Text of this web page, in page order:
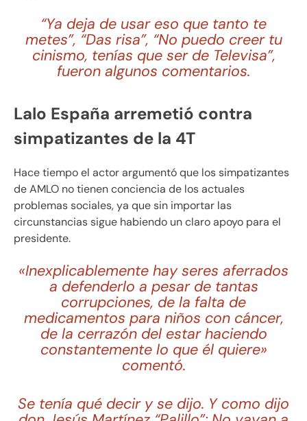
“Ya deja de usar eso que tanto te
metes”, “Das risa”, “No puedo creer tu
cinismo, tenías que ser de Televisa”,
fueron algunos comentarios.
Lalo España arremetió contra
simpatizantes de la 4T
Hace tiempo el actor argumentó que los simpatizantes
de AMLO no tienen conciencia de los actuales
problemas sociales, ya que sin importar las
circunstancias sigue habiendo un claro apoyo para el
presidente.
«Inexplicablemente hay seres aferrados
a defenderlo a pesar de tantas
corrupciones, de la falta de
medicamentos para niños con cáncer,
de la cerrazón del estar haciendo
constantemente lo que él quiere»
comentó.
Se tenía qué decir y se dijo. Y como dijo